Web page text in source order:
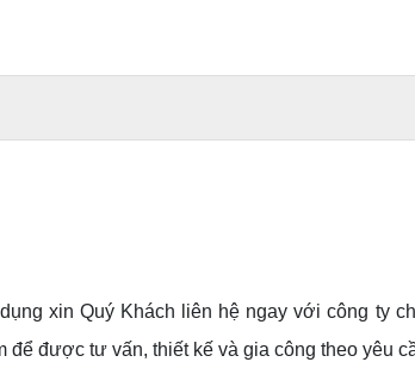
xin Quý Khách liên hệ ngay với công ty
được tư vấn, thiết kế và gia công theo yêu